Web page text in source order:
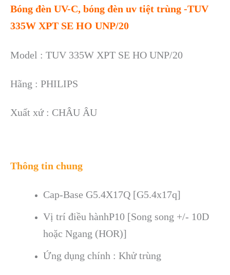
Bóng đèn UV-C, bóng đèn uv tiệt trùng -TUV
335W XPT SE HO UNP/20
Model : TUV 335W XPT SE HO UNP/20
Hãng : PHILIPS
Xuất xứ : CHÂU ÂU
Thông tin chung
Cap-Base G5.4X17Q [G5.4x17q]
Vị trí điều hànhP10 [Song song +/- 10D
hoặc Ngang (HOR)]
Ứng dụng chính : Khử trùng